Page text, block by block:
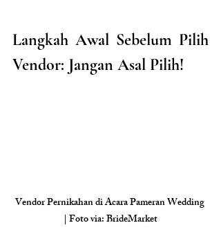
Langkah Awal Sebelum Pilih
Vendor: Jangan Asal Pilih!
Vendor Pernikahan di Acara Pameran Wedding
| Foto via: BrideMarket